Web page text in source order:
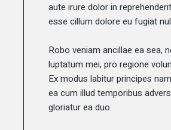
aute irure dolor in
esse cillum dolore eu fugiat
Robo veniam ancillae ea sea,
luptatum mei, pro regione
Ex modus labitur principes
ea cum illud temporibus
gloriatur ea duo.